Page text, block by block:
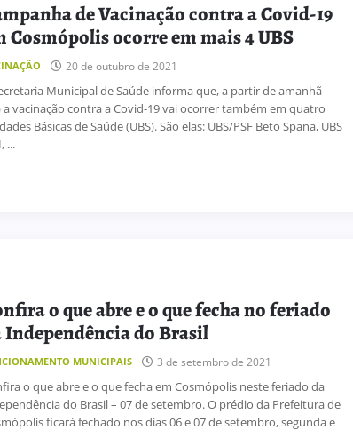
de Vacinação contra a Covid-19
Cosmópolis ocorre em mais 4 UBS
20 de outubro de 2021
Municipal de Saúde informa que, a partir de amanhã
a vacinação contra a Covid-19 vai ocorrer também em quatro
Básicas de Saúde (UBS). São elas: UBS/PSF Beto Spana, UBS
...
o que abre e o que fecha no feriado
Independência do Brasil
MUNICIPAIS 3 de setembro de 2021
o que abre e o que fecha em Cosmópolis neste feriado da
do Brasil – 07 de setembro. O prédio da Prefeitura de
ficará fechado nos dias 06 e 07 de setembro, segunda e